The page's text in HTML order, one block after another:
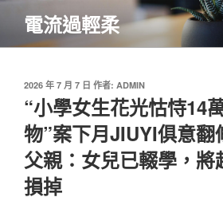
主
電流過輕柔
發
佈
2026 年 7 月 7 日 作者: ADMIN
“小學女生花光怙恃14
物”案下月JIUYI俱意翻
父親：女兒已輟學，將
損掉